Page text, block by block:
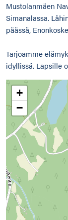
Mustolanmäen
Simanalassa.
päässä,
Tarjoamme
idyllissä. Lapsille
+
−